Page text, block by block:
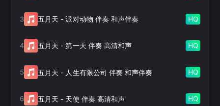
3 五月天 -派对动物 伴奏 和声伴奏 HQ
4 五月天 -第一天 伴奏 高清和声 HQ
5 五月天 - 人生有限公司 伴奏 和声伴奏 HQ
6 五月天 - 天使 伴奏 高清和声 HQ